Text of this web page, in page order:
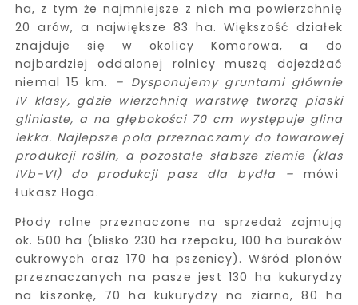
ha, z tym że najmniejsze z nich ma powierzchnię
20 arów, a największe 83 ha. Większość działek
znajduje się w okolicy Komorowa, a do
najbardziej oddalonej rolnicy muszą dojeżdżać
niemal 15 km.
– Dysponujemy gruntami głównie
IV klasy, gdzie wierzchnią warstwę tworzą piaski
gliniaste, a na głębokości 70 cm występuje glina
lekka. Najlepsze pola przeznaczamy do towarowej
produkcji roślin, a pozostałe słabsze ziemie (klas
IVb-VI) do produkcji pasz dla bydła –mówi
Łukasz Hoga.
Płody rolne przeznaczone na sprzedaż zajmują
ok. 500 ha (blisko 230 ha rzepaku, 100 ha buraków
cukrowych oraz 170 ha pszenicy). Wśród plonów
przeznaczanych na pasze jest 130 ha kukurydzy
na kiszonkę, 70 ha kukurydzy na ziarno, 80 ha